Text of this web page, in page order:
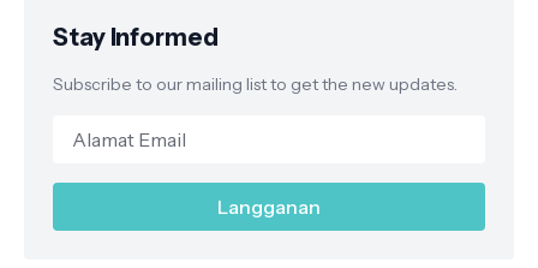
Stay Informed
Subscribe to our mailing list to get the new updates.